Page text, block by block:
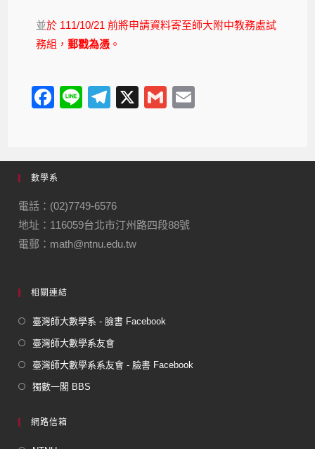
並於 111/10/21 前將申請資料寄至師大附中教務處試
務組，郵戳為憑 。
F
e
b
o
o
k
Li
T
gr
m
X
G
數學系
電話：(02)7749-6576
地址：116059台北市汀州路四段88號
電郵：math@ntnu.edu.tw
相關連結
臺灣師大數學系 - 臉書 Facebook
臺灣師大數學系友會
臺灣師大數學系系友會 - 臉書 Facebook
獨數一閣 BBS
網路信箱